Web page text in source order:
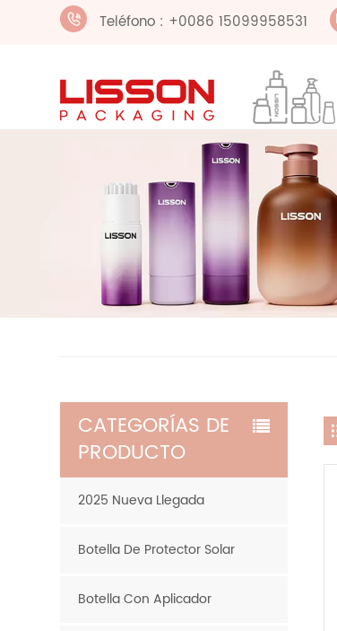
Teléfono : +0086 15099958531
CATEGORÍAS DE
PRODUCTO
2025 Nueva Llegada
Botella De Protector Solar
Botella Con Aplicador